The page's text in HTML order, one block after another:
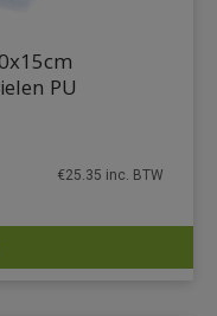
DETAILS
PU
€25.35 inc. BTW